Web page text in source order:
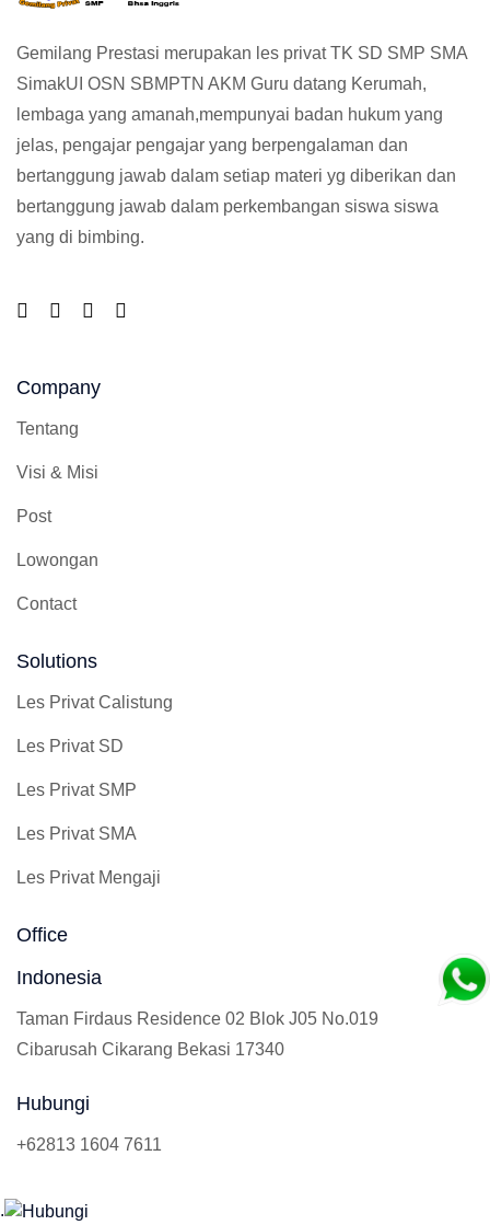
Gemilang Prestasi merupakan les privat TK SD SMP SMA
SimakUI OSN SBMPTN AKM Guru datang Kerumah,
lembaga yang amanah,mempunyai badan hukum yang
jelas, pengajar pengajar yang berpengalaman dan
bertanggung jawab dalam setiap materi yg diberikan dan
bertanggung jawab dalam perkembangan siswa siswa
yang di bimbing.
Company
Tentang
Visi & Misi
Post
Lowongan
Contact
Solutions
Les Privat Calistung
Les Privat SD
Les Privat SMP
Les Privat SMA
Les Privat Mengaji
Office
Indonesia
Taman Firdaus Residence 02 Blok J05 No.019
Cibarusah Cikarang Bekasi 17340
Hubungi
+62813 1604 7611
.